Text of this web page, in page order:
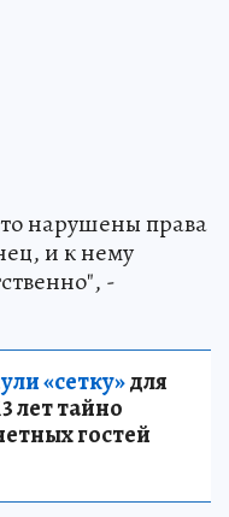
нарушены права
и к нему
-
«сетку»для
лет тайно
гостей